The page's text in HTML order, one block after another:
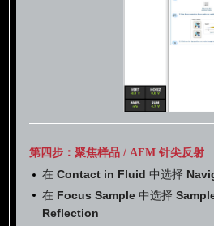
第四步：聚焦样品 / AFM 针尖反射
在Contact in Fluid 中选择
在Focus Sample 中选择
Reflection